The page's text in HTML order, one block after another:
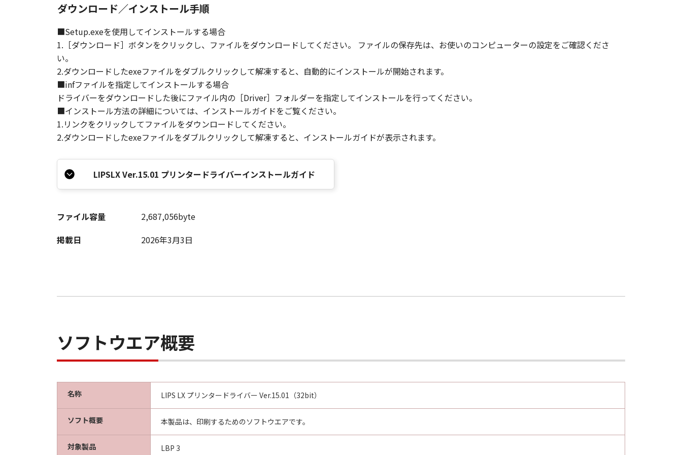
以上
ダウンロード／インストール手順
■Setup.exeを使用してインストールする場合
1.［ダウンロード］ボタンをクリックし、ファイルをダウンロードしてください。 ファイルの保存先は、お使いのコンピューターの設定をご確認くださ
い。
2.ダウンロードしたexeファイルをダブルクリックして解凍すると、自動的にインストールが開始されます。
■infファイルを指定してインストールする場合
ドライバーをダウンロードした後にファイル内の［Driver］フォルダーを指定してインストールを行ってください。
■インストール方法の詳細については、インストールガイドをご覧ください。
1.リンクをクリックしてファイルをダウンロードしてください。
2.ダウンロードしたexeファイルをダブルクリックして解凍すると、インストールガイドが表示されます。
LIPSLX Ver.15.01 プリンタードライバーインストールガイド
ファイル容量
2,687,056byte
掲載日
2026年3月3日
ソフトウエア概要
名称 LIPS LX プリンタードライバー Ver.15.01（32bit）
ソフト概要 本製品は、印刷するためのソフトウエアです。
対象製品 LBP 3